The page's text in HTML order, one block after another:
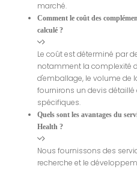
marché.
Comment le coût des
calculé ?
Le coût est déterminé par
notamment la complexité
d'emballage, le volume de
fournirons un devis
spécifiques.
Quels sont les avantages du
Health ?
Nous fournissons des
recherche et le